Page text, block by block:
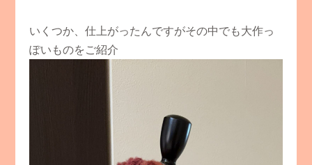
いくつか、仕上がったんですがその中でも大作っ
ぽいものをご紹介